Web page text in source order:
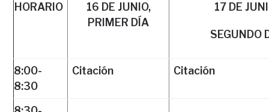
HORARIO
16 DE JUNIO,
PRIMER DÍA
17 DE
SEGUNDO
8:00-
8:30
Citación Citación